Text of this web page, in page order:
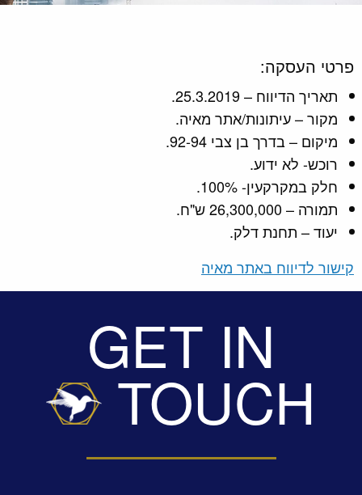
פרטי העסקה:
תאריך הדיווח – 25.3.2019.
מקור – עיתונות/אתר מאיה.
מיקום – בדרך בן צבי 92-94.
רוכש- לא ידוע.
חלק במקרקעין- 100%.
תמורה – 26,300,000 ש"ח.
יעוד – תחנת דלק.
קישור לדיווח באתר מאיה
GET IN
TOUCH